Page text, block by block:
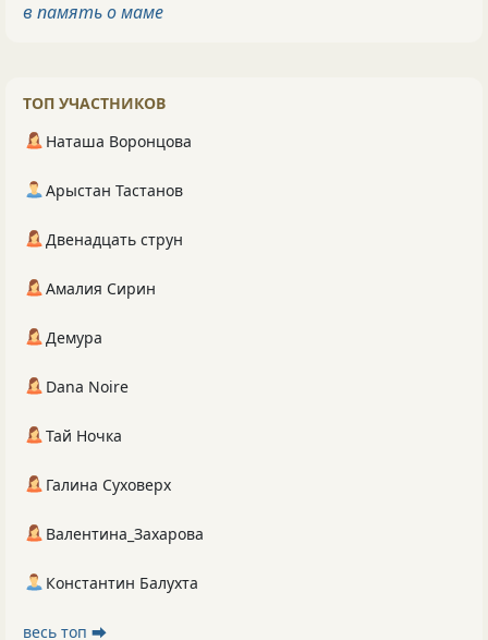
в память о маме
ТОП УЧАСТНИКОВ
Наташа Воронцова
Арыстан Тастанов
Двенадцать струн
Амалия Сирин
Демура
Dana Noire
Тай Ночка
Галина Суховерх
Валентина_Захарова
Константин Балухта
весь топ ⮕